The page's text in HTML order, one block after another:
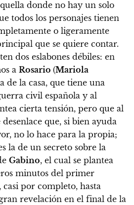
donde no hay un solo
todos los personajes tienen
o ligeramente
que se quiere contar.
dos eslabones débiles: en
a Rosario (Mariola
de la casa, que tiene una
civil española y al
cierta tensión, pero que al
que, si bien ayuda
no lo hace para la propia;
la de un secreto sobre la
Gabino, el cual se plantea
minutos del primer
casi por completo, hasta
revelación en el final de la